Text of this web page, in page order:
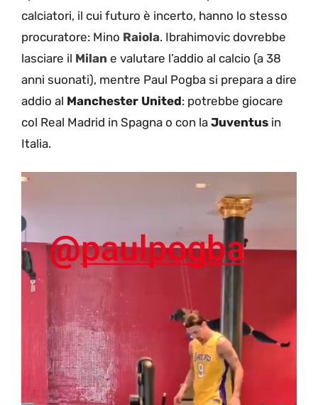
calciatori, il cui futuro è incerto, hanno lo stesso
procuratore: Mino Raiola. Ibrahimovic dovrebbe
lasciare il Milan e valutare l’addio al calcio (a 38
anni suonati), mentre Paul Pogba si prepara a dire
addio al Manchester United: potrebbe giocare
col Real Madrid in Spagna o con la Juventus in
Italia.
Video